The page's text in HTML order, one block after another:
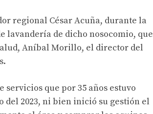
regional César Acuña, durante la
lavandería de dicho nosocomio, que
Aníbal Morillo, el director del
que por 35 años estuvo
del 2023, ni bien inició su gestión el